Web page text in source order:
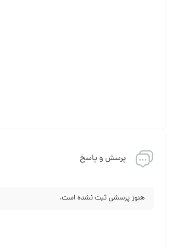
پرسش و پاسخ
هنوز پرسشی ثبت نشده است.